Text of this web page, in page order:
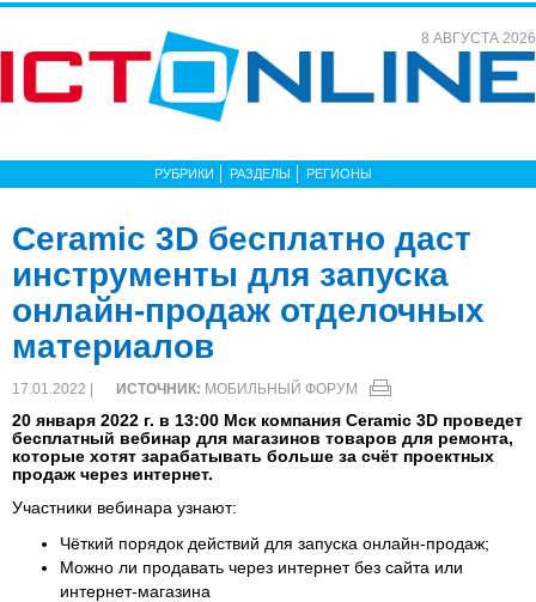
8 АВГУСТА 2026
РУБРИКИ РАЗДЕЛЫ РЕГИОНЫ
Ceramic 3D бесплатно даст
инструменты для запуска
онлайн-продаж отделочных
материалов
17.01.2022 | ИСТОЧНИК: МОБИЛЬНЫЙ ФОРУМ
20 января 2022 г. в 13:00 Мск компания Ceramic 3D проведет
бесплатный вебинар для магазинов товаров для ремонта,
которые хотят зарабатывать больше за счёт проектных
продаж через интернет.
Участники вебинара узнают:
Чёткий порядок действий для запуска онлайн-продаж;
Можно ли продавать через интернет без сайта или
интернет-магазина